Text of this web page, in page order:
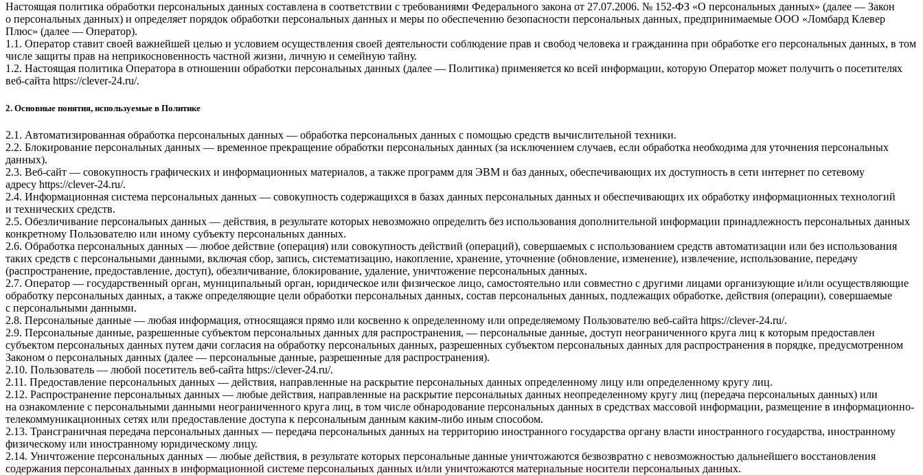
Настоящая политика обработки персональных данных составлена в соответствии с требованиями Федерального закона от 27.07.2006. № 152-ФЗ «О персональных данных» (далее — Закон
о персональных данных) и определяет порядок обработки персональных данных и меры по обеспечению безопасности персональных данных, предпринимаемые ООО «Ломбард Клевер
Плюс» (далее — Оператор).
1.1. Оператор ставит своей важнейшей целью и условием осуществления своей деятельности соблюдение прав и свобод человека и гражданина при обработке его персональных данных, в том
числе защиты прав на неприкосновенность частной жизни, личную и семейную тайну.
1.2. Настоящая политика Оператора в отношении обработки персональных данных (далее — Политика) применяется ко всей информации, которую Оператор может получить о посетителях
веб-сайта https://clever-24.ru/.
2. Основные понятия, используемые в Политике
2.1. Автоматизированная обработка персональных данных — обработка персональных данных с помощью средств вычислительной техники.
2.2. Блокирование персональных данных — временное прекращение обработки персональных данных (за исключением случаев, если обработка необходима для уточнения персональных
данных).
2.3. Веб-сайт — совокупность графических и информационных материалов, а также программ для ЭВМ и баз данных, обеспечивающих их доступность в сети интернет по сетевому
адресу https://clever-24.ru/.
2.4. Информационная система персональных данных — совокупность содержащихся в базах данных персональных данных и обеспечивающих их обработку информационных технологий
и технических средств.
2.5. Обезличивание персональных данных — действия, в результате которых невозможно определить без использования дополнительной информации принадлежность персональных данных
конкретному Пользователю или иному субъекту персональных данных.
2.6. Обработка персональных данных — любое действие (операция) или совокупность действий (операций), совершаемых с использованием средств автоматизации или без использования
таких средств с персональными данными, включая сбор, запись, систематизацию, накопление, хранение, уточнение (обновление, изменение), извлечение, использование, передачу
(распространение, предоставление, доступ), обезличивание, блокирование, удаление, уничтожение персональных данных.
2.7. Оператор — государственный орган, муниципальный орган, юридическое или физическое лицо, самостоятельно или совместно с другими лицами организующие и/или осуществляющие
обработку персональных данных, а также определяющие цели обработки персональных данных, состав персональных данных, подлежащих обработке, действия (операции), совершаемые
с персональными данными.
2.8. Персональные данные — любая информация, относящаяся прямо или косвенно к определенному или определяемому Пользователю веб-сайта https://clever-24.ru/.
2.9. Персональные данные, разрешенные субъектом персональных данных для распространения, — персональные данные, доступ неограниченного круга лиц к которым предоставлен
субъектом персональных данных путем дачи согласия на обработку персональных данных, разрешенных субъектом персональных данных для распространения в порядке, предусмотренном
Законом о персональных данных (далее — персональные данные, разрешенные для распространения).
2.10. Пользователь — любой посетитель веб-сайта https://clever-24.ru/.
2.11. Предоставление персональных данных — действия, направленные на раскрытие персональных данных определенному лицу или определенному кругу лиц.
2.12. Распространение персональных данных — любые действия, направленные на раскрытие персональных данных неопределенному кругу лиц (передача персональных данных) или
на ознакомление с персональными данными неограниченного круга лиц, в том числе обнародование персональных данных в средствах массовой информации, размещение в информационно-
телекоммуникационных сетях или предоставление доступа к персональным данным каким-либо иным способом.
2.13. Трансграничная передача персональных данных — передача персональных данных на территорию иностранного государства органу власти иностранного государства, иностранному
физическому или иностранному юридическому лицу.
2.14. Уничтожение персональных данных — любые действия, в результате которых персональные данные уничтожаются безвозвратно с невозможностью дальнейшего восстановления
содержания персональных данных в информационной системе персональных данных и/или уничтожаются материальные носители персональных данных.